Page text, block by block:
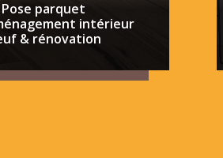
t
r
e
p
Pose parquet
intérieur
& rénovation